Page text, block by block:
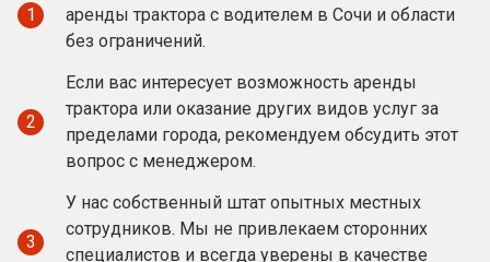
1
аренды трактора с водителем в Сочи и области
без ограничений.
2
Если вас интересует возможность аренды
трактора или оказание других видов услуг за
пределами города, рекомендуем обсудить этот
вопрос с менеджером.
3
У нас собственный штат опытных местных
сотрудников. Мы не привлекаем сторонних
специалистов и всегда уверены в качестве